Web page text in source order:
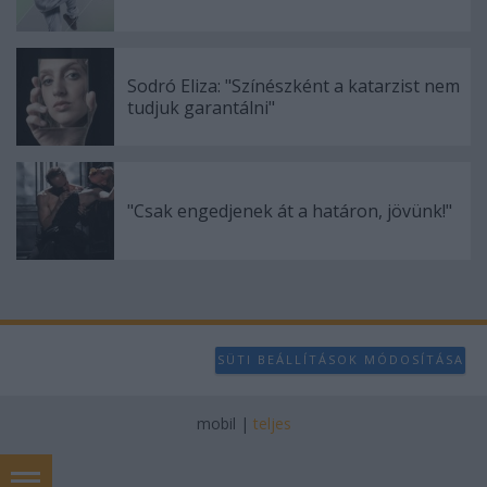
Sodró Eliza: "Színészként a katarzist nem
tudjuk garantálni"
"Csak engedjenek át a határon, jövünk!"
SÜTI BEÁLLÍTÁSOK MÓDOSÍTÁSA
mobil | teljes